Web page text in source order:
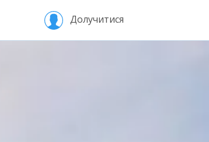
Долучитися